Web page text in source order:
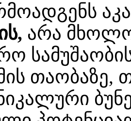
არა
თაობაზე,